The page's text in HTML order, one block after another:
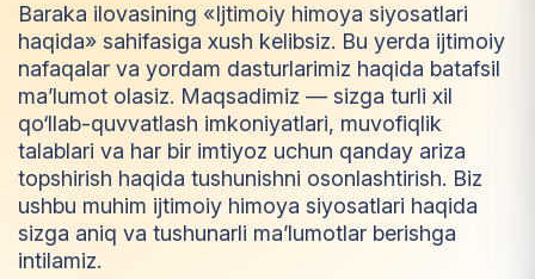
Baraka ilovasining «Ijtimoiy himoya siyosatlari
haqida» sahifasiga xush kelibsiz. Bu yerda ijtimoiy
nafaqalar va yordam dasturlarimiz haqida batafsil
ma’lumot olasiz. Maqsadimiz — sizga turli xil
qo‘llab-quvvatlash imkoniyatlari, muvofiqlik
talablari va har bir imtiyoz uchun qanday ariza
topshirish haqida tushunishni osonlashtirish. Biz
ushbu muhim ijtimoiy himoya siyosatlari haqida
sizga aniq va tushunarli ma’lumotlar berishga
intilamiz.